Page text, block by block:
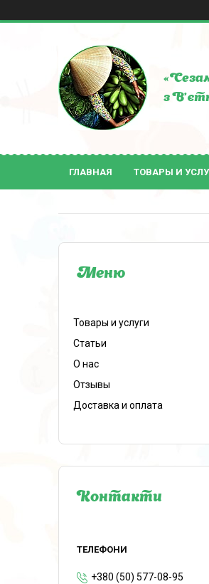
з
ГЛАВНАЯ ТОВАРЫ И
Товары и услуги
Статьи
О нас
Отзывы
Доставка и оплата
Контакти
+380 (50) 577-08-95